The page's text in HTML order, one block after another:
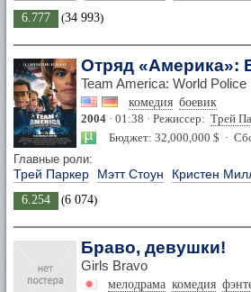
6.777 (34 993)
Отряд «Америка»:
Team America: World Police
комедия боевик
2004 · 01:38 · Режиссер: Трей
Бюджет: 32,000,000 $ ·
Главные роли:
Трей Паркер Мэтт Стоун Кристен
6.254 (6 074)
Браво, девушки!
Girls Bravo
мелодрама комедия